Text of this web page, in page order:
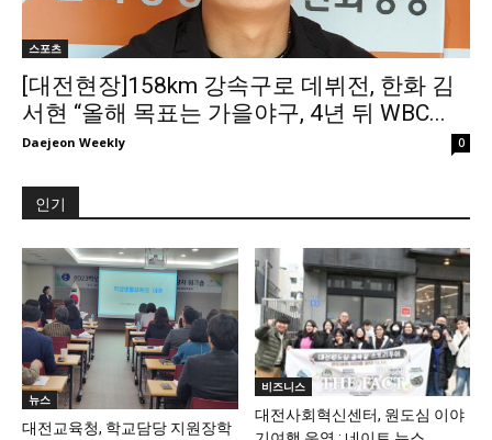
스포츠
[대전현장]158km 강속구로 데뷔전, 한화 김
서현 “올해 목표는 가을야구, 4년 뒤 WBC...
Daejeon Weekly 0
인기
뉴스
대전교육청, 학교담당 지원장학
비즈니스
대전사회혁신센터, 원도심 이야